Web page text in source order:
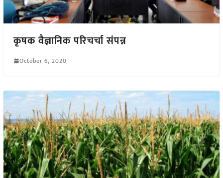
कृषक वैज्ञानिक परिचर्चा संपन्न
October 6, 2020